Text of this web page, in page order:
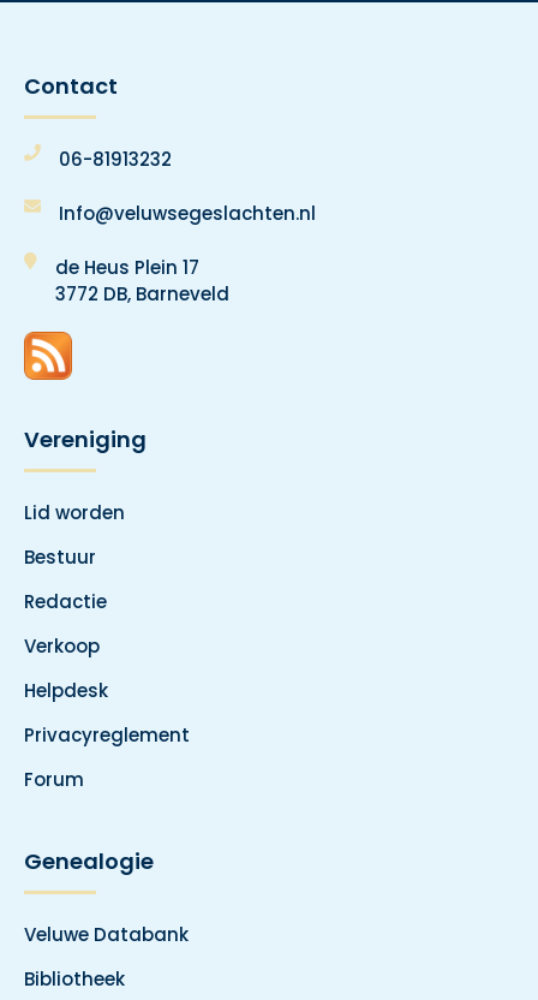
Contact
06-81913232
Info@veluwsegeslachten.nl
de Heus Plein 17
3772 DB, Barneveld
Vereniging
Lid worden
Bestuur
Redactie
Verkoop
Helpdesk
Privacyreglement
Forum
Genealogie
Veluwe Databank
Bibliotheek